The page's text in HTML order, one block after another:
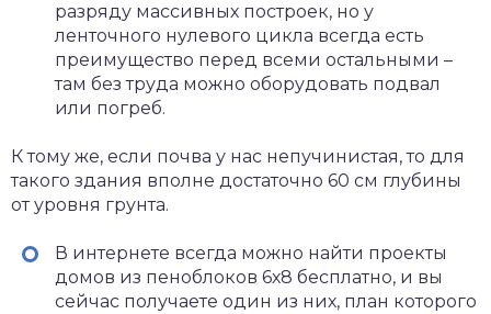
разряду массивных построек, но у
ленточного нулевого цикла всегда есть
преимущество перед всеми остальными –
там без труда можно оборудовать подвал
или погреб.
К тому же, если почва у нас непучинистая, то для
такого здания вполне достаточно 60 см глубины
от уровня грунта.
В интернете всегда можно найти проекты
домов из пеноблоков 6х8 бесплатно, и вы
сейчас получаете один из них, план которого